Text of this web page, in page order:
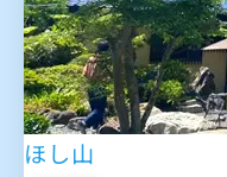
ほし山